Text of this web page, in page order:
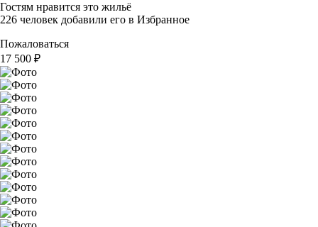
Гостям нравится это жильё
226 человек добавили его в Избранное
Пожаловаться
17 500 ₽